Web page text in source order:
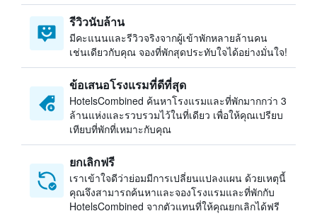
รีวิวนับล้าน
มีคะแนนและรีวิวจริงจากผู้เข้าพักหลายล้านคน
เช่นเดียวกับคุณ จองที่พักสุดประทับใจได้อย่างมั่นใจ!
ข้อเสนอโรงแรมที่ดีที่สุด
HotelsCombined ค้นหาโรงแรมและที่พักมากกว่า 3
ล้านแห่งและรวบรวมไว้ในที่เดียว เพื่อให้คุณเปรียบ
เทียบที่พักที่เหมาะกับคุณ
ยกเลิกฟรี
เราเข้าใจดีว่าย่อมมีการเปลี่ยนแปลงแผน ด้วยเหตุนี้
คุณจึงสามารถค้นหาและจองโรงแรมและที่พักกับ
HotelsCombined จากตัวแทนที่ให้คุณยกเลิกได้ฟรี